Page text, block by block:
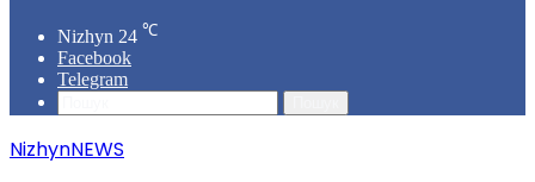
Nizhyn 24 ℃
Facebook
Telegram
NizhynNEWS